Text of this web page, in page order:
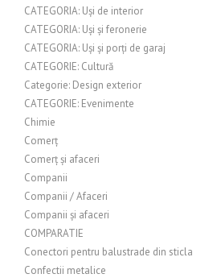
CATEGORIA: Uși de interior
CATEGORIA: Uși și feronerie
CATEGORIA: Uși și porți de garaj
CATEGORIE: Cultură
Categorie: Design exterior
CATEGORIE: Evenimente
Chimie
Comerț
Comerț și afaceri
Companii
Companii / Afaceri
Companii și afaceri
COMPARATIE
Conectori pentru balustrade din sticla
Confectii metalice